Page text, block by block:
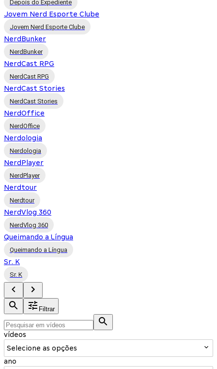
Depois do Expediente
Jovem Nerd Esporte Clube
Jovem Nerd Esporte Clube
NerdBunker
NerdBunker
NerdCast RPG
NerdCast RPG
NerdCast Stories
NerdCast Stories
NerdOffice
NerdOffice
Nerdologia
Nerdologia
NerdPlayer
NerdPlayer
Nerdtour
Nerdtour
NerdVlog 360
NerdVlog 360
Queimando a Língua
Queimando a Língua
Sr. K
Sr. K
Filtrar
vídeos
Selecione as opções
ano